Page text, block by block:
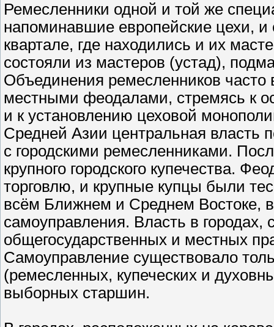
Ремесленники одной и той же
напоминавшие европейские цехи,
квартале, где находились и их
состояли из мастеров (устад),
Объединения ремесленников часто
местными феодалами, стремясь к
и к установлению цеховой
Средней Азии центральная власть
с городскими ремесленниками.
крупного городского купечества.
торговлю, и крупные купцы были
всём Ближнем и Среднем Востоке,
самоуправления. Власть в
общегосударственных и местных
Самоуправление существовало
(ремесленных, купеческих и
выборных старшин.